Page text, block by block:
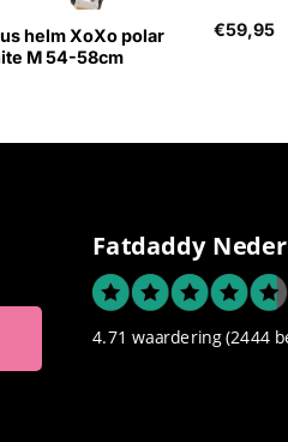
helm XoXo polar
M 54-58cm
€59,95
Fatdaddy
4.71 waardering (2444